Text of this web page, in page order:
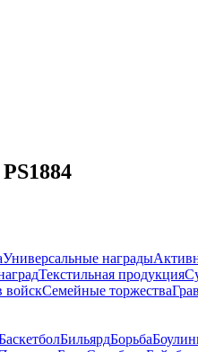
Универсальные награды
Текстильная продукция
войскСемейные торжества
БильярдБорьба